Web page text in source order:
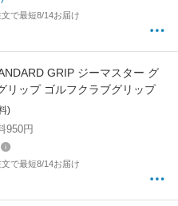
換 リシャフト ゴルフ
で最短8/14お届け
GRIP ジーマスター グ
リップ ゴルフクラブグリップ
)
950円
で最短8/14お届け